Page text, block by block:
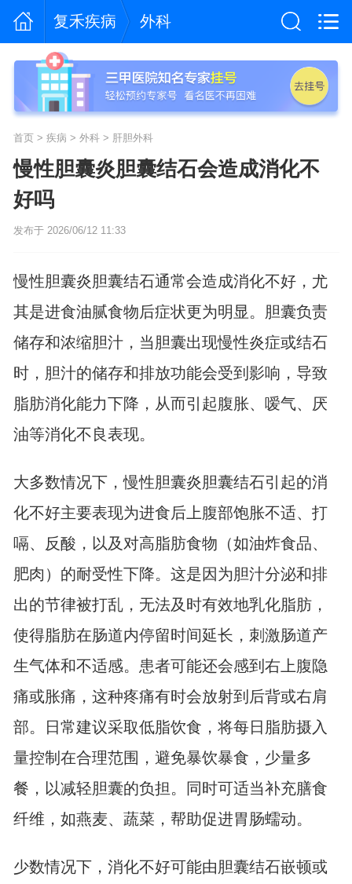
复禾疾病 外科
首页> 疾病 > 外科> 肝胆外科
慢性胆囊炎胆囊结石会造成消化不
好吗
发布于 2026/06/12 11:33
慢性胆囊炎胆囊结石通常会造成消化不好，尤
其是进食油腻食物后症状更为明显。胆囊负责
储存和浓缩胆汁，当胆囊出现慢性炎症或结石
时，胆汁的储存和排放功能会受到影响，导致
脂肪消化能力下降，从而引起腹胀、嗳气、厌
油等消化不良表现。
大多数情况下，慢性胆囊炎胆囊结石引起的消
化不好主要表现为进食后上腹部饱胀不适、打
嗝、反酸，以及对高脂肪食物（如油炸食品、
肥肉）的耐受性下降。这是因为胆汁分泌和排
出的节律被打乱，无法及时有效地乳化脂肪，
使得脂肪在肠道内停留时间延长，刺激肠道产
生气体和不适感。患者可能还会感到右上腹隐
痛或胀痛，这种疼痛有时会放射到后背或右肩
部。日常建议采取低脂饮食，将每日脂肪摄入
量控制在合理范围，避免暴饮暴食，少量多
餐，以减轻胆囊的负担。同时可适当补充膳食
纤维，如燕麦、蔬菜，帮助促进胃肠蠕动。
少数情况下，消化不好可能由胆囊结石嵌顿或